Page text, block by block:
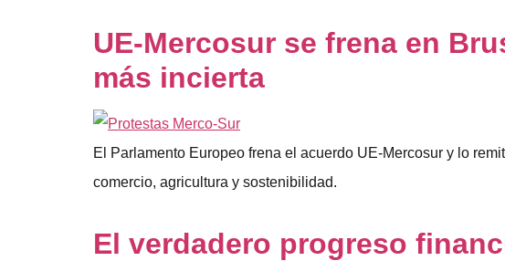
UE-Mercosur se frena en
más incierta
El Parlamento Europeo frena el acuerdo UE-Mercosur y lo
comercio, agricultura y sostenibilidad.
El verdadero progreso